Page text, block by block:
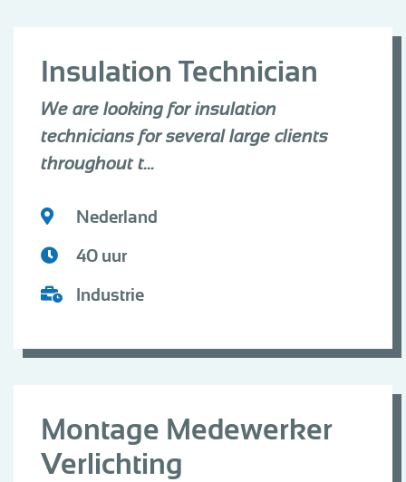
Insulation Technician
We are looking for insulation
technicians for several large clients
throughout t...
Nederland
40 uur
Industrie
Montage Medewerker
Verlichting